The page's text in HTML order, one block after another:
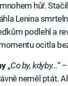
hůř.
Lenina
podlehl a
ocitla
„Co by, kdyby…“–
neměl ptát.